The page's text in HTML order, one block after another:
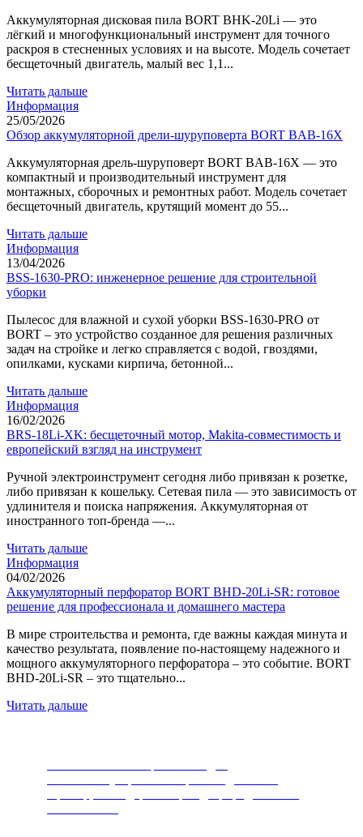
Аккумуляторная дисковая пила BORT BHK-20Li — это
лёгкий и многофункциональный инструмент для точного
раскроя в стесненных условиях и на высоте. Модель сочетает
бесщеточный двигатель, малый вес 1,1...
Читать дальше
Информация
25/05/2026
Обзор аккумуляторной дрели-шуруповерта BORT BAB-16X
Аккумуляторная дрель-шуруповерт BORT BAB-16X — это
компактный и производительный инструмент для
монтажных, сборочных и ремонтных работ. Модель сочетает
бесщеточный двигатель, крутящий момент до 55...
Читать дальше
Информация
13/04/2026
BSS-1630-PRO: инженерное решение для строительной
уборки
Пылесос для влажной и сухой уборки BSS-1630-PRO от
BORT – это устройство созданное для решения различных
задач на стройке и легко справляется с водой, гвоздями,
опилками, кусками кирпича, бетонной...
Читать дальше
Информация
16/02/2026
BRS-18Li-XK: бесщеточный мотор, Makita-совместимость и
европейский взгляд на инструмент
Ручной электроинструмент сегодня либо привязан к розетке,
либо привязан к кошельку. Сетевая пила — это зависимость от
удлинителя и поиска напряжения. Аккумуляторная от
иностранного топ-бренда —...
Читать дальше
Информация
04/02/2026
Аккумуляторный перфоратор BORT BHD-20Li-SR: готовое
решение для профессионала и домашнего мастера
В мире строительства и ремонта, где важны каждая минута и
качество результата, появление по-настоящему надежного и
мощного аккумуляторного перфоратора – это событие. BORT
BHD-20Li-SR – это тщательно...
Читать дальше